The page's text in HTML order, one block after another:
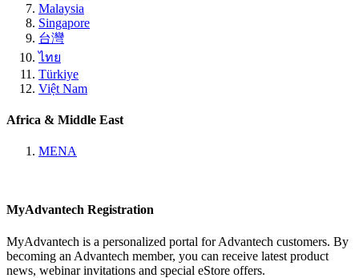
Malaysia
Singapore
台灣
ไทย
Türkiye
Việt Nam
Africa & Middle East
MENA
MyAdvantech Registration
MyAdvantech is a personalized portal for Advantech customers. By
becoming an Advantech member, you can receive latest product
news, webinar invitations and special eStore offers.